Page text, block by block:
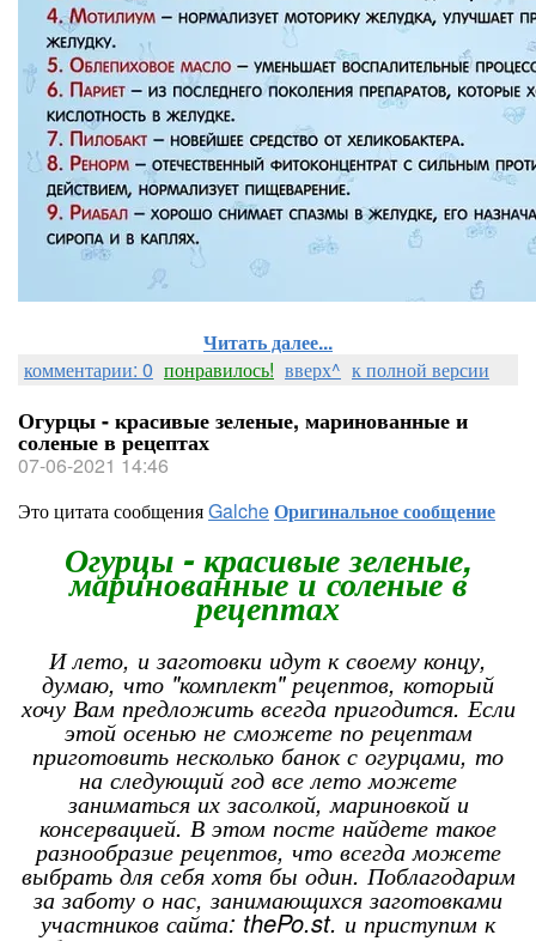
Читать далее...
комментарии: 0 понравилось! вверх^ к полной версии
Огурцы - красивые зеленые, маринованные и
соленые в рецептах
07-06-2021 14:46
Это цитата сообщенияGalcheОригинальное сообщение
Огурцы - красивые зеленые,
маринованные и соленые в
рецептах
И лето, и заготовки идут к своему концу,
думаю, что "комплект" рецептов, который
хочу Вам предложить всегда пригодится. Если
этой осенью не сможете по рецептам
приготовить несколько банок с огурцами, то
на следующий год все лето можете
заниматься их засолкой, мариновкой и
консервацией. В этом посте найдете такое
разнообразие рецептов, что всегда можете
выбрать для себя хотя бы один. Поблагодарим
за заботу о нас, занимающихся заготовками
участников сайта: thePo.st. и приступим к